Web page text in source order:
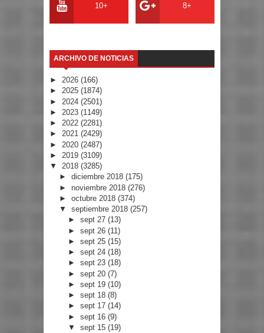
10+ 8+
ARCHIVO DE NOTICIAS
► 2026 (166)
► 2025 (1874)
► 2024 (2501)
► 2023 (1149)
► 2022 (2281)
► 2021 (2429)
► 2020 (2487)
► 2019 (3109)
▼ 2018 (3285)
► diciembre 2018 (175)
► noviembre 2018 (276)
► octubre 2018 (374)
▼ septiembre 2018 (257)
►sept 27(13)
►sept 26(11)
►sept 25(15)
►sept 24(18)
►sept 23(18)
►sept 20(7)
►sept 19(10)
►sept 18(8)
►sept 17(14)
►sept 16(9)
▼sept 15(19)